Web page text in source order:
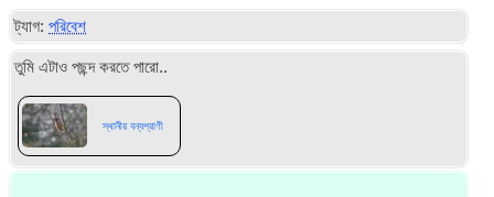
ট্যাগ: পরিবেশ
তুমি এটাও পছন্দ করতে পারো..
স্থানীয় বন্যপ্রাণী